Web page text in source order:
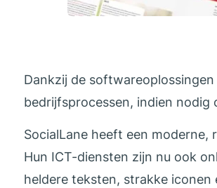
Dankzij de
bedrijfsprocessen, indien nodig
SocialLane heeft een moderne,
Hun ICT-diensten zijn nu ook
heldere teksten, strakke iconen